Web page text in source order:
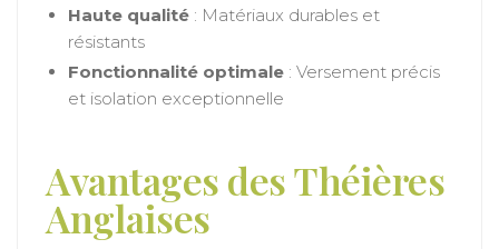
Haute qualité : Matériaux durables et
résistants
Fonctionnalité optimale : Versement précis
et isolation exceptionnelle
Avantages des Théières
Anglaises